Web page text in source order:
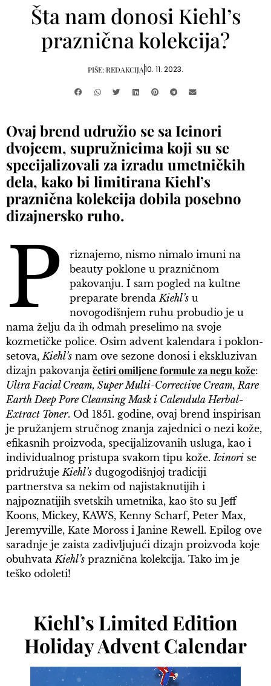
Šta nam donosi Kiehl’s
praznična kolekcija?
PIŠE:REDAKCIJA10. 11. 2023.
Ovaj brend udružio se sa Icinori
dvojcem, supružnicima koji su se
specijalizovali za izradu umetničkih
dela, kako bi limitirana Kiehl’s
praznična kolekcija dobila posebno
dizajnersko ruho.
P
riznajemo, nismo nimalo imuni na
beauty poklone u prazničnom
pakovanju. I sam pogled na kultne
preparate brendaKiehl’s u
novogodišnjem ruhu probudio je u
nama želju da ih odmah preselimo na svoje
kozmetičke police. Osim advent kalendara i poklon-
setova,Kiehl’s nam ove sezone donosi i ekskluzivan
dizajn pakovanja četiri omiljene formule za negu kože:
Ultra Facial Cream, Super Multi-Corrective Cream, Rare
Earth Deep Pore Cleansing Mask i Calendula Herbal-
Extract Toner. Od 1851. godine, ovaj brend inspirisan
je pružanjem stručnog znanja zajednici o nezi kože,
efikasnih proizvoda, specijalizovanih usluga, kao i
individualnog pristupa svakom tipu kože.Icinori se
pridružujeKiehl’s dugogodišnjoj tradiciji
partnerstva sa nekim od najistaknutijih i
najpoznatijih svetskih umetnika, kao što su Jeff
Koons, Mickey, KAWS, Kenny Scharf, Peter Max,
Jeremyville, Kate Moross i Janine Rewell. Epilog ove
saradnje je zaista zadivljujući dizajn proizvoda koje
obuhvataKiehl’s praznična kolekcija. Tako im je
teško odoleti!
Kiehl’s Limited Edition
Holiday Advent Calendar